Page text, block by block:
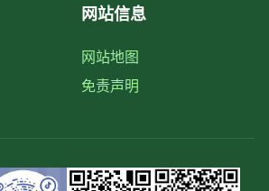
网站信息
网站地图
免责声明